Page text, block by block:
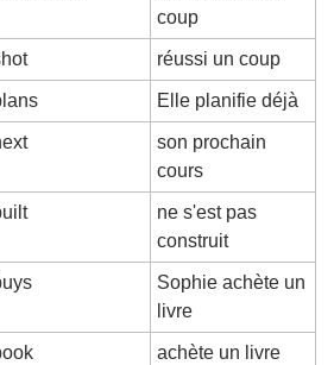
coup
réussi un coup
Elle planifie déjà
son prochain
cours
ne s'est pas
construit
Sophie achète un
livre
achète un livre